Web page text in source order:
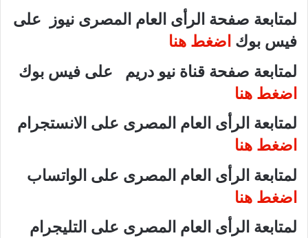
لمتابعة صفحة الرأى العام المصرى نيوز على
فيس بوك اضغط هنا
لمتابعة صفحة قناة نيو دريم على فيس بوك
اضغط هنا
لمتابعة الرأى العام المصرى على الانستجرام
اضغط هنا
لمتابعة الرأى العام المصرى على الواتساب
اضغط هنا
لمتابعة الرأى العام المصرى على التليجرام